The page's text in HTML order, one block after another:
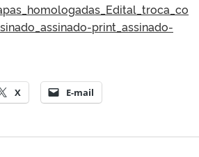
print_assinado-
X E-mail